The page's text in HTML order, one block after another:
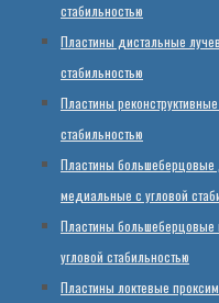
стабильностью
Пластины дистальные
стабильностью
Пластины
стабильностью
Пластины большеберцовые
медиальные с угловой
Пластины большеберцовые
угловой стабильностью
Пластины локтевые